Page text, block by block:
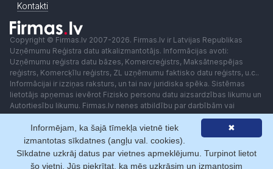
Kontakti
Copyright © Firmas.lv 2007-2026. Firmas.lv ir Latvijas Republikas
Uzņēmumu Reģistra datu atkalizmantotājs. Informācijas avoti:
Uzņēmumu reģistra datu bāzes, Komercreģistrs, Maksātnespējas
reģistrs, Komercķīlu reģistrs, ZL uzņēmumu faktisko datu reģistrs, u.c..
Informācijai ir izziņas raksturs, un tai nav juridiska spēka. Sistēmas
lietotājs apņemas ievērot Fizisko personu datu aizsardzības likumu un
Autortiesību likumu. Firmas.lv nenes atbildību par darbībām vai
lēmumiem, kas balstīti uz saņemto pakalpojumu. Lietotājam aizliegts
izmantot jebkādas automatizētas sistēmas vai iekārtas (robotus)
piekļuvei sistēmai bez rakstiskas saskaņošanas ar Firmas.lv. Galvenā
redaktore: Ingūna Pempere.
Lietošanas noteikumi
Privātuma politika Norēķini ar
✖
Informējam, ka šajā tīmekļa vietnē tiek
izmantotas sīkdatnes (angļu val. cookies).
Sīkdatne uzkrāj datus par vietnes apmeklējumu. Turpinot lietot
šo vietni, Jūs piekrītat, ka mēs uzkrāsim un izmantosim